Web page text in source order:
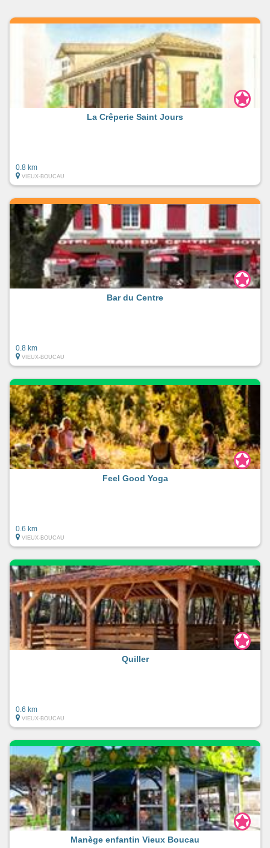
La Crêperie Saint Jours
0.8 km
VIEUX-BOUCAU
Bar du Centre
0.8 km
VIEUX-BOUCAU
Feel Good Yoga
0.6 km
VIEUX-BOUCAU
Quiller
0.6 km
VIEUX-BOUCAU
Manège enfantin Vieux Boucau